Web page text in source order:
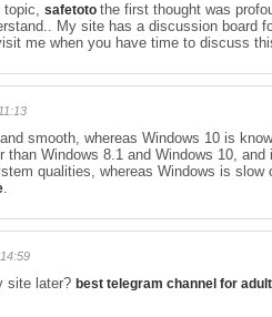
topic, safetoto the first thought was
My site has a discussion board
me when you have time to discuss
smooth, whereas Windows 10 is
Windows 8.1 and Windows 10,
qualities, whereas Windows is slow
.
site later? best telegram channel for